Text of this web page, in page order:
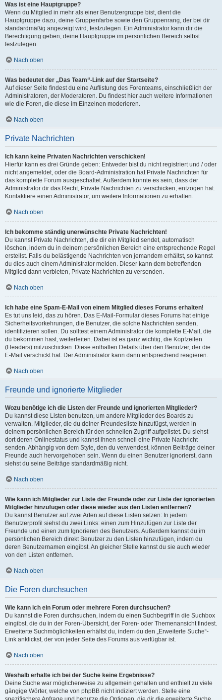
Was ist eine Hauptgruppe?
Wenn du Mitglied in mehr als einer Benutzergruppe bist, dient die
Hauptgruppe dazu, deine Gruppenfarbe sowie den Gruppenrang, der bei dir
standardmäßig angezeigt wird, festzulegen. Ein Administrator kann dir die
Berechtigung geben, deine Hauptgruppe im persönlichen Bereich selbst
festzulegen.
Nach oben
Was bedeutet der „Das Team“-Link auf der Startseite?
Auf dieser Seite findest du eine Auflistung des Forenteams, einschließlich der
Administratoren, der Moderatoren. Du findest hier auch weitere Informationen
wie die Foren, die diese im Einzelnen moderieren.
Nach oben
Private Nachrichten
Ich kann keine Privaten Nachrichten verschicken!
Hierfür kann es drei Gründe geben: Entweder bist du nicht registriert und / oder
nicht angemeldet, oder die Board-Administration hat Private Nachrichten für
das komplette Forum ausgeschaltet. Außerdem könnte es sein, dass der
Administrator dir das Recht, Private Nachrichten zu verschicken, entzogen hat.
Kontaktiere einen Administrator, um weitere Informationen zu erhalten.
Nach oben
Ich bekomme ständig unerwünschte Private Nachrichten!
Du kannst Private Nachrichten, die dir ein Mitglied sendet, automatisch
löschen, indem du in deinem persönlichen Bereich eine entsprechende Regel
erstellst. Falls du belästigende Nachrichten von jemandem erhältst, so kannst
du dies auch einem Administrator melden. Dieser kann dem betreffenden
Mitglied dann verbieten, Private Nachrichten zu versenden.
Nach oben
Ich habe eine Spam-E-Mail von einem Mitglied dieses Forums erhalten!
Es tut uns leid, das zu hören. Das E-Mail-Formular dieses Forums hat einige
Sicherheitsvorkehrungen, die Benutzer, die solche Nachrichten senden,
identifizieren sollen. Du solltest einem Administrator die komplette E-Mail, die
du bekommen hast, weiterleiten. Dabei ist es ganz wichtig, die Kopfzeilen
(Headers) mitzuschicken. Diese enthalten Details über den Benutzer, der die
E-Mail verschickt hat. Der Administrator kann dann entsprechend reagieren.
Nach oben
Freunde und ignorierte Mitglieder
Wozu benötige ich die Listen der Freunde und ignorierten Mitglieder?
Du kannst diese Listen benutzen, um andere Mitglieder des Boards zu
verwalten. Mitglieder, die du deiner Freundesliste hinzufügst, werden in
deinem persönlichen Bereich für den schnellen Zugriff aufgelistet. Du siehst
dort deren Onlinestatus und kannst ihnen schnell eine Private Nachricht
senden. Abhängig von dem Style, den du verwendest, können Beiträge deiner
Freunde auch hervorgehoben sein. Wenn du einen Benutzer ignorierst, dann
siehst du seine Beiträge standardmäßig nicht.
Nach oben
Wie kann ich Mitglieder zur Liste der Freunde oder zur Liste der ignorierten
Mitglieder hinzufügen oder diese wieder aus den Listen entfernen?
Du kannst Benutzer auf zwei Arten auf diese Listen setzen: In jedem
Benutzerprofil siehst du zwei Links: einen zum Hinzufügen zur Liste der
Freunde und einen zum Ignorieren des Benutzers. Außerdem kannst du im
persönlichen Bereich direkt Benutzer zu den Listen hinzufügen, indem du
deren Benutzernamen eingibst. An gleicher Stelle kannst du sie auch wieder
von den Listen entfernen.
Nach oben
Die Foren durchsuchen
Wie kann ich ein Forum oder mehrere Foren durchsuchen?
Du kannst die Foren durchsuchen, indem du einen Suchbegriff in die Suchbox
eingibst, die du in der Foren-Übersicht, der Foren- oder Themenansicht findest.
Erweiterte Suchmöglichkeiten erhältst du, indem du den „Erweiterte Suche“-
Link anklickst, der von jeder Seite des Forums aus verfügbar ist.
Nach oben
Weshalb erhalte ich bei der Suche keine Ergebnisse?
Deine Suche war möglicherweise zu allgemein gehalten und enthielt zu viele
gängige Wörter, welche von phpBB nicht indiziert werden. Stelle eine